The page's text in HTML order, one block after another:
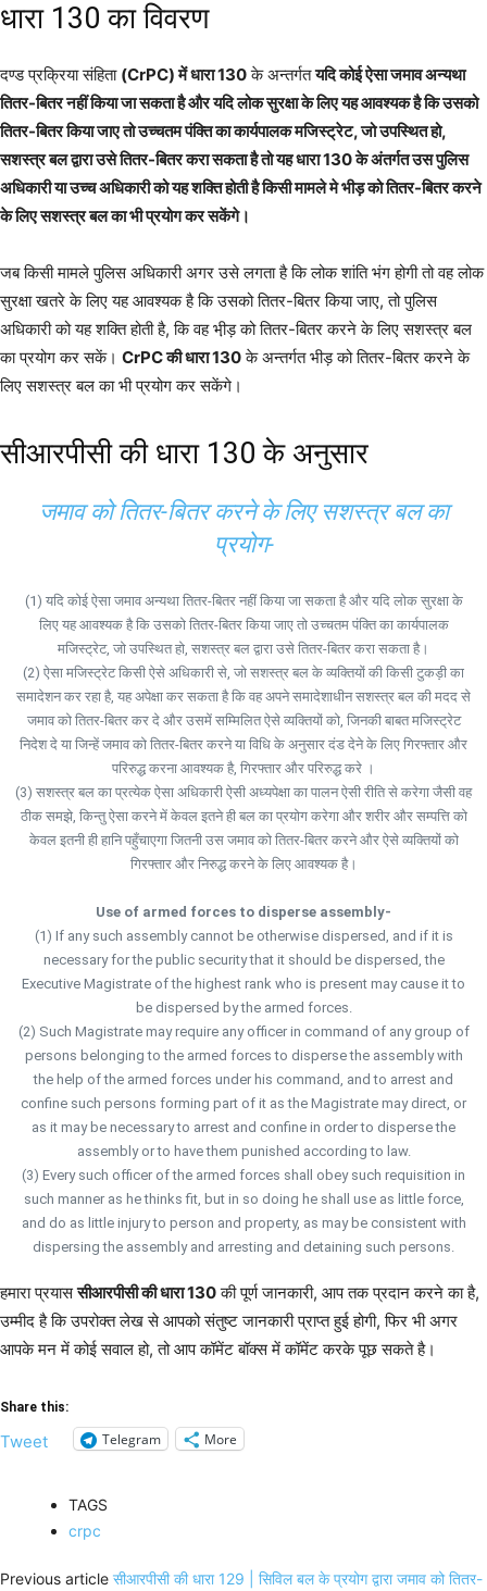
धारा 130 का विवरण
दण्ड प्रक्रिया संहिता (CrPC) में धारा 130के अन्तर्गतयदि कोई ऐसा जमाव अन्यथा
तितर-बितर नहीं किया जा सकता है और यदि लोक सुरक्षा के लिए यह आवश्यक है कि उसको
तितर-बितर किया जाए तो उच्चतम पंक्ति का कार्यपालक मजिस्ट्रेट, जो उपस्थित हो,
सशस्त्र बल द्वारा उसे तितर-बितर करा सकता है तो यह धारा 130 के अंतर्गत उस पुलिस
अधिकारी या उच्च अधिकारी को यह शक्ति होती है किसी मामले मे भीड़ को तितर-बितर करने
के लिए सशस्त्र बल का भी प्रयोग कर सकेंगे।
जब किसी मामले पुलिस अधिकारी अगर उसे लगता है कि लोक शांति भंग होगी तो वह लोक
सुरक्षा खतरे के लिए यह आवश्यक है कि उसको तितर-बितर किया जाए, तो पुलिस
अधिकारी को यह शक्ति होती है, कि वह भी़ड़ को तितर-बितर करने के लिए सशस्त्र बल
का प्रयोग कर सकें। CrPC की धारा 130के अन्तर्गत भीड़ को तितर-बितर करने के
लिए सशस्त्र बल का भी प्रयोग कर सकेंगे।
सीआरपीसी की धारा 130 के अनुसार
जमाव को तितर-बितर करने के लिए सशस्त्र बल का
प्रयोग-
(1) यदि कोई ऐसा जमाव अन्यथा तितर-बितर नहीं किया जा सकता है और यदि लोक सुरक्षा के
लिए यह आवश्यक है कि उसको तितर-बितर किया जाए तो उच्चतम पंक्ति का कार्यपालक
मजिस्ट्रेट, जो उपस्थित हो, सशस्त्र बल द्वारा उसे तितर-बितर करा सकता है।
(2) ऐसा मजिस्ट्रेट किसी ऐसे अधिकारी से, जो सशस्त्र बल के व्यक्तियों की किसी टुकड़ी का
समादेशन कर रहा है, यह अपेक्षा कर सकता है कि वह अपने समादेशाधीन सशस्त्र बल की मदद से
जमाव को तितर-बितर कर दे और उसमें सम्मिलित ऐसे व्यक्तियों को, जिनकी बाबत मजिस्ट्रेट
निदेश दे या जिन्हें जमाव को तितर-बितर करने या विधि के अनुसार दंड देने के लिए गिरफ्तार और
परिरुद्ध करना आवश्यक है, गिरफ्तार और परिरुद्ध करे ।
(3) सशस्त्र बल का प्रत्येक ऐसा अधिकारी ऐसी अध्यपेक्षा का पालन ऐसी रीति से करेगा जैसी वह
ठीक समझे, किन्तु ऐसा करने में केवल इतने ही बल का प्रयोग करेगा और शरीर और सम्पत्ति को
केवल इतनी ही हानि पहुँचाएगा जितनी उस जमाव को तितर-बितर करने और ऐसे व्यक्तियों को
गिरफ्तार और निरुद्ध करने के लिए आवश्यक है।
Use of armed forces to disperse assembly-
(1) If any such assembly cannot be otherwise dispersed, and if it is
necessary for the public security that it should be dispersed, the
Executive Magistrate of the highest rank who is present may cause it to
be dispersed by the armed forces.
(2) Such Magistrate may require any officer in command of any group of
persons belonging to the armed forces to disperse the assembly with
the help of the armed forces under his command, and to arrest and
confine such persons forming part of it as the Magistrate may direct, or
as it may be necessary to arrest and confine in order to disperse the
assembly or to have them punished according to law.
(3) Every such officer of the armed forces shall obey such requisition in
such manner as he thinks fit, but in so doing he shall use as little force,
and do as little injury to person and property, as may be consistent with
dispersing the assembly and arresting and detaining such persons.
हमारा प्रयाससीआरपीसी की धारा 130की पूर्ण जानकारी, आप तक प्रदान करने का है,
उम्मीद है कि उपरोक्त लेख से आपको संतुष्ट जानकारी प्राप्त हुई होगी, फिर भी अगर
आपके मन में कोई सवाल हो, तो आप कॉमेंट बॉक्स में कॉमेंट करके पूछ सकते है।
Share this:
Tweet Telegram More
TAGS
crpc
Previous article सीआरपीसी की धारा 129 | सिविल बल के प्रयोग द्वारा जमाव को तितर-